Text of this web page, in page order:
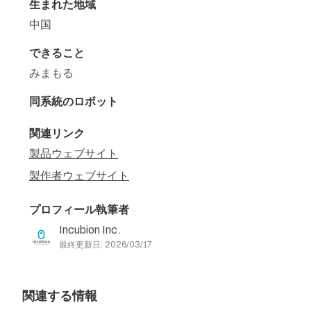
生まれた地域
中国
できること
みまもる
同系統のロボット
関連リンク
製品ウェブサイト
製作者ウェブサイト
プロフィール執筆者
Incubion Inc.
最終更新日: 2026/03/17
関連する情報